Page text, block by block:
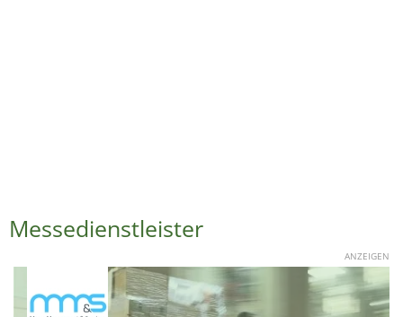
Messedienstleister
ANZEIGEN